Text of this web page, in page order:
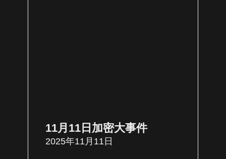
11月11日加密大事件
2025年11月11日